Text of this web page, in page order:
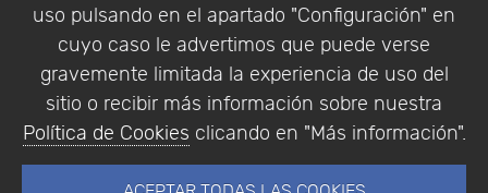
uso pulsando en el apartado "Configuración" en
cuyo caso le advertimos que puede verse
gravemente limitada la experiencia de uso del
sitio o recibir más información sobre nuestra
Política de Cookies clicando en "Más información".
Empresa|Aviso Legal| Política de Privacidad |
Política de Cookies
© Copyright 1994 - 2026. Addlink Software
Científico, S.L.